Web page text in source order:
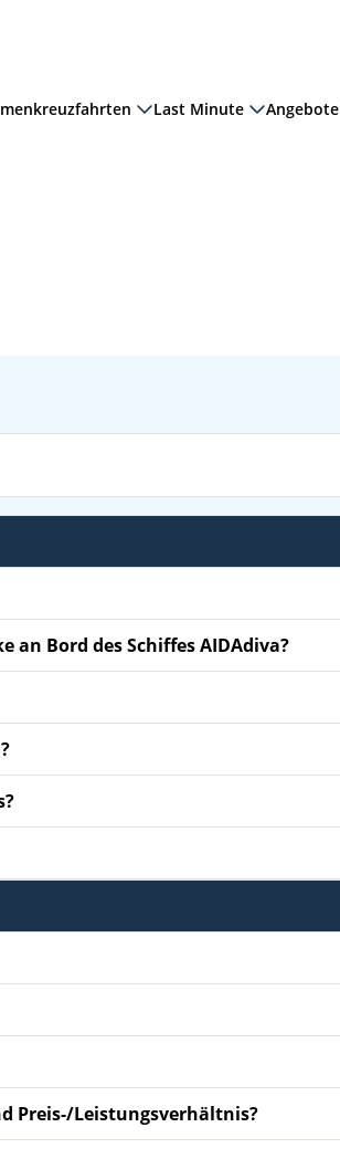
Last Minute Angebote
an Bord des Schiffes AIDAdiva?
Preis-/Leistungsverhältnis?